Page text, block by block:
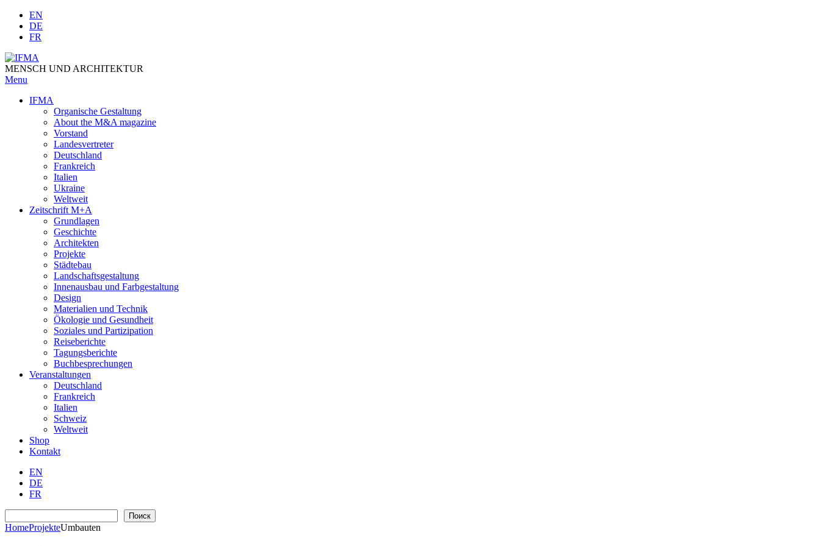
Skip
content
EN
DE
FR
MENSCH UND ARCHITEKTUR
Menu
IFMA
Organische Gestaltung
Аbout the M&A magazine
Vorstand
Landesvertreter
Deutschland
Frankreich
Italien
Ukraine
Weltweit
Zeitschrift M+A
Grundlagen
Geschichte
Architekten
Projekte
Städtebau
Landschaftsgestaltung
Innenausbau und Farbgestaltung
Design
Materialien und Technik
Ökologie und Gesundheit
Soziales und Partizipation
Reiseberichte
Tagungsberichte
Buchbesprechungen
Veranstaltungen
Deutschland
Frankreich
Italien
Schweiz
Weltweit
Shop
Kontakt
EN
DE
FR
Поиск
HomeProjekteUmbauten